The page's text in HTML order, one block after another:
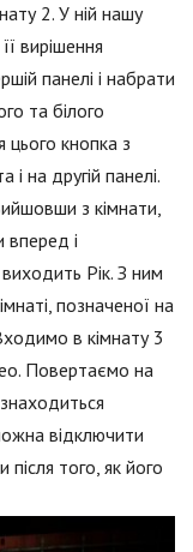
2. У ній нашу
вирішення
панелі і набрати
та білого
цього кнопка з
на другій панелі.
з кімнати,
і
Рік. З ним
позначеної на
в кімнату 3
Повертаємо на
відключити
того, як його